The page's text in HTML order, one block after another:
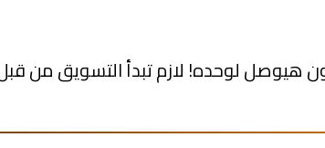
هيوصل لوحده! لازم تبدأ التسويق من